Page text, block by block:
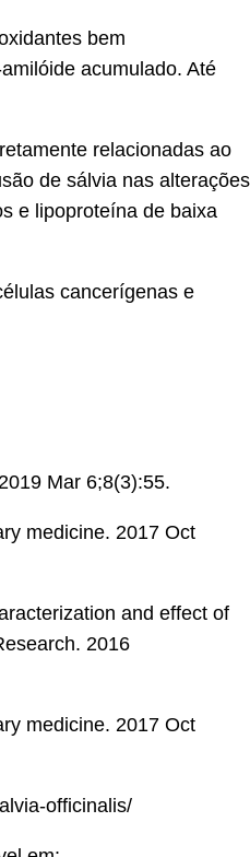
bem
acumulado. Até
relacionadas ao
de sálvia nas alterações
e lipoproteína de baixa
cancerígenas e
Mar 6;8(3):55.
medicine. 2017 Oct
and effect of
2016
medicine. 2017 Oct
officinalis/